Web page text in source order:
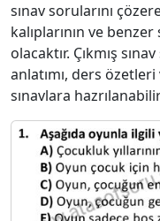
sınav sorularını
kalıplarının ve
olacaktır. Çıkmış
anlatımı, ders
sınavlara